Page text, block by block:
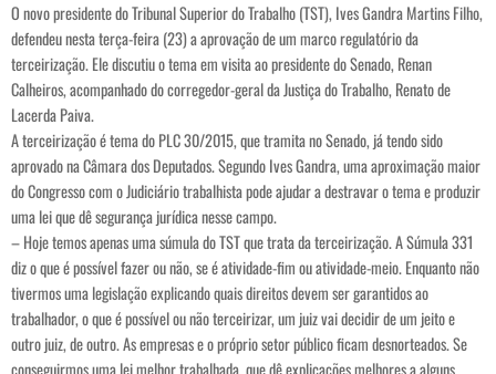
O novo presidente do Tribunal Superior do Trabalho (TST), Ives Gandra Martins Filho,
defendeu nesta terça-feira (23) a aprovação de um marco regulatório da
terceirização. Ele discutiu o tema em visita ao presidente do Senado, Renan
Calheiros, acompanhado do corregedor-geral da Justiça do Trabalho, Renato de
Lacerda Paiva.
A terceirização é tema do PLC 30/2015, que tramita no Senado, já tendo sido
aprovado na Câmara dos Deputados. Segundo Ives Gandra, uma aproximação maior
do Congresso com o Judiciário trabalhista pode ajudar a destravar o tema e produzir
uma lei que dê segurança jurídica nesse campo.
– Hoje temos apenas uma súmula do TST que trata da terceirização. A Súmula 331
diz o que é possível fazer ou não, se é atividade-fim ou atividade-meio. Enquanto não
tivermos uma legislação explicando quais direitos devem ser garantidos ao
trabalhador, o que é possível ou não terceirizar, um juiz vai decidir de um jeito e
outro juiz, de outro. As empresas e o próprio setor público ficam desnorteados. Se
conseguirmos uma lei melhor trabalhada, que dê explicações melhores a alguns